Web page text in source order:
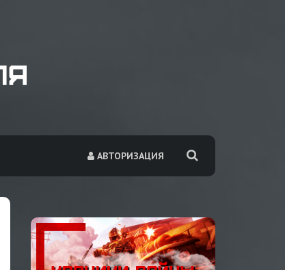
АВТОРИЗАЦИЯ